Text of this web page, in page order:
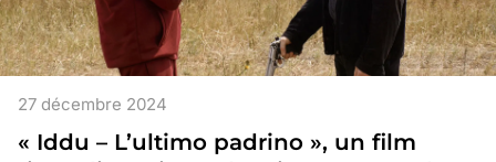
27 décembre 2024
« Iddu – L’ultimo padrino », un film